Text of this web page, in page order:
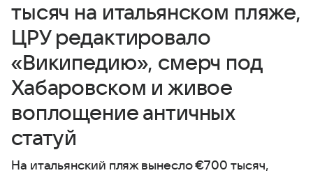
тысяч на итальянском пляже,
ЦРУ редактировало
«Википедию», смерч под
Хабаровском и живое
воплощение античных
статуй
На итальянский пляж вынесло €700 тысяч,